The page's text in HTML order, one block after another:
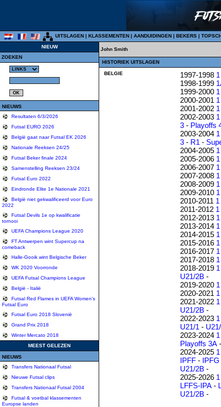
UITSLAGEN | KLASSEMENTEN | AANDUIDINGEN | BEKERS |
NIEUW
ZOEKEN
NIEUWS
Resultaten 6/3/2026
Futsal EURO 2026
België gaat naar Futsal EK 2026
Nationale Reeksen 24/25
Futsal Beker finale 2024
Samenstelling Reeksen 23/24
Futsal Euro 2022
Eindronde Elite 1e Nationale 2021
België niet gekwalificeerd voor Euro
2022
Futsal Devils 1e op kwalificatie
tornooi
UEFA Champions League 2020
FT Antwerpen wint Supercup na
comeback
Halle-Gooik wint Belgische Beker
WK 2020 Voorronde
UEFA Futsal Champions League
België - Italië
Futsal Red Flames in UEFA Women's
Futsal Euro
Futsal Euro 2018 Slovenië
Grand Prix 2018
Winter Mercato 2018
MEEST GELEZEN
NIEUWS
Transfers Nationaal Futsal
Nieuwe Futsal clips
Transfers Nationaal Futsal 2004
Futsal & voetbal klassementen
Europse landen
John Smith
HISTORIEK UITSLAGEN
BELGIE 1997-1998 1
1998-1999
1999-2000 1
2000-2001 1
2001-2002 1
2002-2003 1
3 - Playoffs
2003-2004 1
3 - R1 -
2004-2005 1
2005-2006 1
2006-2007 1
2007-2008 1
2008-2009 1
2009-2010 1
2010-2011 1
2011-2012 1
2012-2013 1
2013-2014 1
2014-2015 1
2015-2016 1
2016-2017 1
2017-2018 1
2018-2019 1
U21/2B -
2019-2020 1
2020-2021 1
2021-2022 1
U21/2B -
2022-2023 1
U21/1 -
2023-2024 1
Playoffs 3A
2024-2025 1
IPFF - IPFG
U21/2B -
2025-2026 1
LFFS-IPA -
U21/2B -